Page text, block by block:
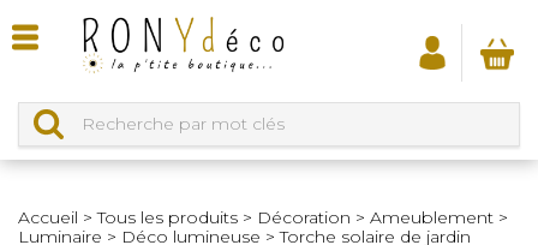
Accueil >Tous les produits > Décoration > Ameublement >
Luminaire > Déco lumineuse >Torche solaire de jardin